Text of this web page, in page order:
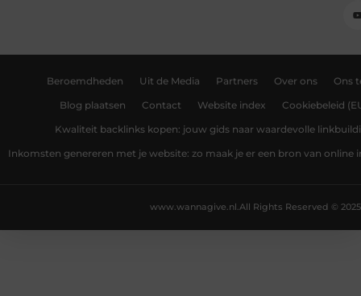
Beroemdheden Uit de Media Partners Over ons Ons
Blog plaatsen Contact Website index Cookiebeleid
Kwaliteit backlinks kopen: jouw gids naar waardevolle
Inkomsten genereren met je website: zo maak je er een bron van online
All Rights Reserved © 2025
www.wannagive.nl.